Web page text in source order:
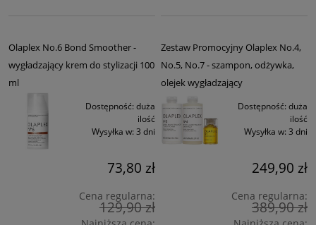
Olaplex No.6 Bond Smoother -
wygładzający krem do stylizacji 100
ml
Dostępność: duża
ilość
Wysyłka w: 3 dni
73,80 zł
Cena regularna:
129,90 zł
Zestaw Promocyjny Olaplex No.4,
No.5, No.7 - szampon, odżywka,
olejek wygładzający
Dostępność: duża
ilość
Wysyłka w: 3 dni
249,90 zł
Cena regularna:
389,90 zł